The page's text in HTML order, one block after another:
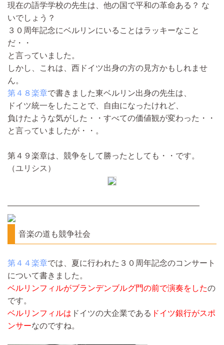
現在の語学学校の先生は、他の国で平和の革命ある？ な
いでしょう？
３０周年記念にベルリンにいることはラッキーなこと
だ・・
と言っていました。
しかし、これは、西ドイツ出身の方の見方かもしれませ
ん。
第４８楽章で書きました東ベルリン出身の先生は、
ドイツ統一をしたことで、自由になったけれど、
負けたような気がした・・すべての価値観が変わった・・
と言っていましたが・・。
第４９楽章は、競争をして勝ったとしても・・です。
（ユリシス）
————————————————————————
音楽の道も競争社会
第４４楽章では、夏に行われた３０周年記念のコンサート
について書きました。
ベルリンフィルがブランデンブルグ門の前で演奏をしたの
です。
ベルリンフィルは ドイツの大企業である ドイツ銀行がスポ
ンサーなのですね。